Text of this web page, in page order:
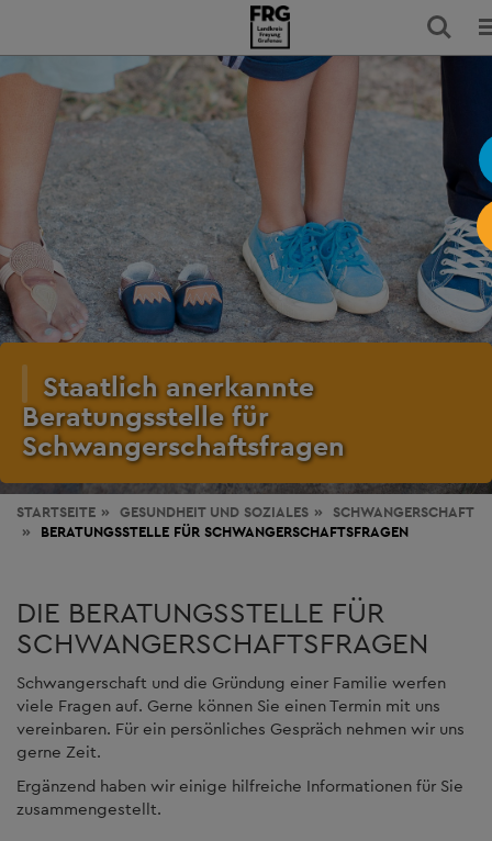
Staatlich anerkannte
Beratungsstelle für
Schwangerschaftsfragen
STARTSEITE GESUNDHEIT UND SOZIALES
SCHWANGERSCHAFT
BERATUNGSSTELLE FÜR SCHWANGERSCHAFTSFRAGEN
DIE BERATUNGSSTELLE FÜR
SCHWANGERSCHAFTSFRAGEN
Schwangerschaft und die Gründung einer Familie werfen
viele Fragen auf. Gerne können Sie einen Termin mit uns
vereinbaren. Für ein persönliches Gespräch nehmen wir uns
gerne Zeit.
Ergänzend haben wir einige hilfreiche Informationen für Sie
zusammengestellt.